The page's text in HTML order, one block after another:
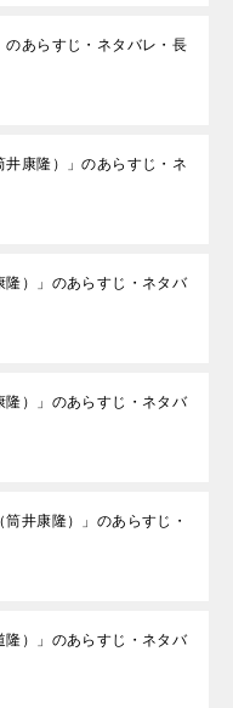
のあらすじ・ネタバレ・長
井康隆）」のあらすじ・ネ
隆）」のあらすじ・ネタバ
隆）」のあらすじ・ネタバ
筒井康隆）」のあらすじ・
隆）」のあらすじ・ネタバ